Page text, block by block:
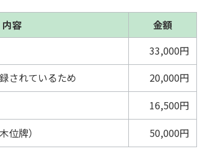
内容
金額
33,000円
されているため
20,000円
16,500円
位牌） 50,000円